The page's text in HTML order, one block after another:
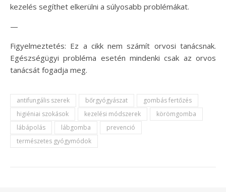
kezelés segíthet elkerülni a súlyosabb problémákat.
—
Figyelmeztetés: Ez a cikk nem számít orvosi tanácsnak.
Egészségügyi probléma esetén mindenki csak az orvos
tanácsát fogadja meg.
antifungális szerek bőrgyógyászat
gombás fertőzés
higiéniai szokások
kezelési módszerek
körömgomba
lábápolás
lábgomba
prevenció
természetes gyógymódok